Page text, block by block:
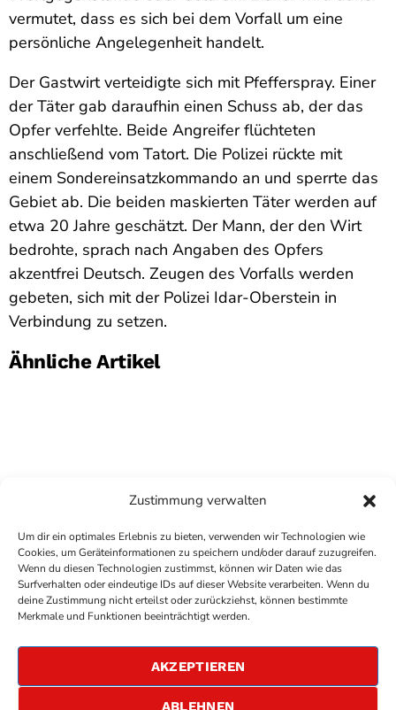
Zustimmung verwalten
Um dir ein optimales Erlebnis zu bieten, verwenden wir Technologien wie
Cookies, um Geräteinformationen zu speichern und/oder darauf zuzugreifen.
Wenn du diesen Technologien zustimmst, können wir Daten wie das
Surfverhalten oder eindeutige IDs auf dieser Website verarbeiten. Wenn du
deine Zustimmung nicht erteilst oder zurückziehst, können bestimmte
Merkmale und Funktionen beeinträchtigt werden.
AKZEPTIEREN
ABLEHNEN
vermutet, dass es sich bei dem Vorfall um eine
persönliche Angelegenheit handelt.
Der Gastwirt verteidigte sich mit Pfefferspray. Einer
der Täter gab daraufhin einen Schuss ab, der das
Opfer verfehlte. Beide Angreifer flüchteten
anschließend vom Tatort. Die Polizei rückte mit
einem Sondereinsatzkommando an und sperrte das
Gebiet ab. Die beiden maskierten Täter werden auf
etwa 20 Jahre geschätzt. Der Mann, der den Wirt
bedrohte, sprach nach Angaben des Opfers
akzentfrei Deutsch. Zeugen des Vorfalls werden
gebeten, sich mit der Polizei Idar-Oberstein in
Verbindung zu setzen.
Ähnliche Artikel
COPYRIGHTANTENNE BAD KREUZNACH
DATENSCHUTZERKLÄRUNG
ALLGEMEINE GESCHÄFTSBEDINGUNGEN